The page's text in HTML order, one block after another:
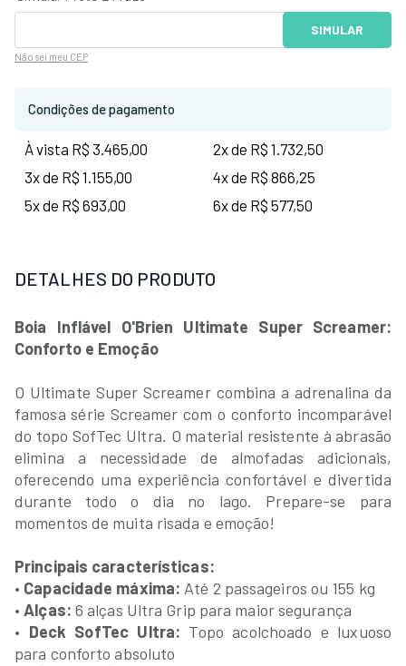
Não sei meu CEP
Condições de pagamento
À vista R$ 3.465,00
2x de R$ 1.732,50
3x de R$ 1.155,00
4x de R$ 866,25
5x de R$ 693,00
6x de R$ 577,50
DETALHES DO PRODUTO
Boia Inflável O'Brien Ultimate Super Screamer:
Conforto e Emoção
O Ultimate Super Screamer combina a adrenalina da
famosa série Screamer com o conforto incomparável
do topo SofTec Ultra. O material resistente à abrasão
elimina a necessidade de almofadas adicionais,
oferecendo uma experiência confortável e divertida
durante todo o dia no lago. Prepare-se para
momentos de muita risada e emoção!
Principais características:
• Capacidade máxima: Até 2 passageiros ou 155 kg
• Alças: 6 alças Ultra Grip para maior segurança
• Deck SofTec Ultra: Topo acolchoado e luxuoso
para conforto absoluto